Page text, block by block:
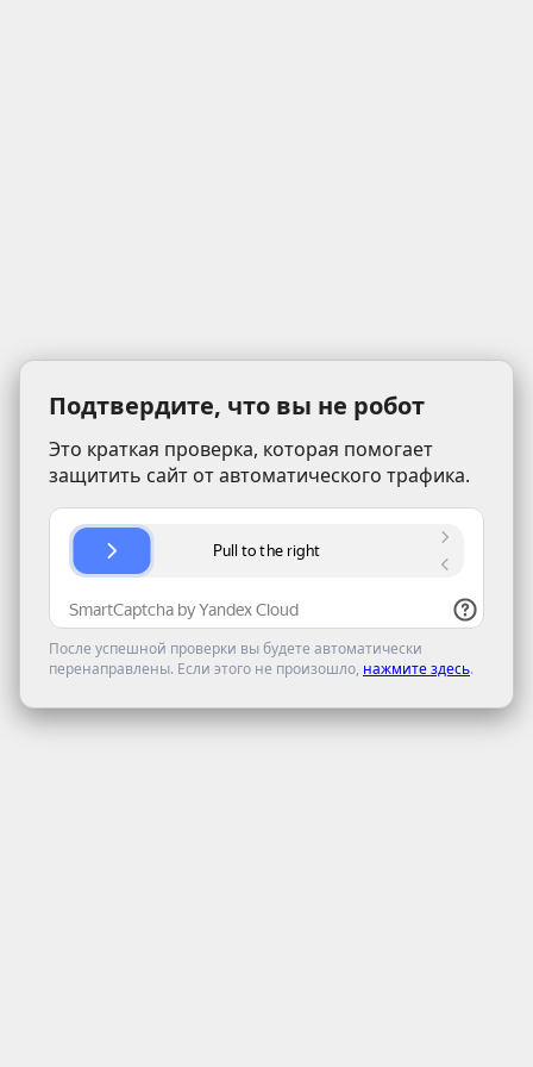
Подтвердите, что вы не робот
Это краткая проверка, которая помогает
защитить сайт от автоматического трафика.
После успешной проверки вы будете автоматически
перенаправлены. Если этого не произошло, нажмите здесь.